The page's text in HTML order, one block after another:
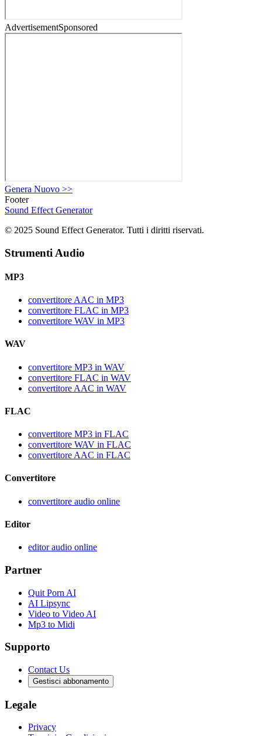
AdvertisementSponsored
Genera Nuovo >>
Footer
Sound Effect Generator
© 2025 Sound Effect Generator. Tutti i diritti riservati.
Strumenti Audio
MP3
convertitore AAC in MP3
convertitore FLAC in MP3
convertitore WAV in MP3
WAV
convertitore MP3 in WAV
convertitore FLAC in WAV
convertitore AAC in WAV
FLAC
convertitore MP3 in FLAC
convertitore WAV in FLAC
convertitore AAC in FLAC
Convertitore
convertitore audio online
Editor
editor audio online
Partner
Quit Porn AI
AI Lipsync
Video to Video AI
Mp3 to Midi
Supporto
Contact Us
Gestisci abbonamento
Legale
Privacy